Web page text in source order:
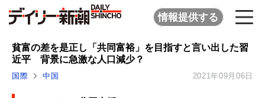
情報提供する
貧富の差を是正し「共同富裕」を目指すと言い出した習
近平 背景に急激な人口減少？
国際 中国 2021年09月06日